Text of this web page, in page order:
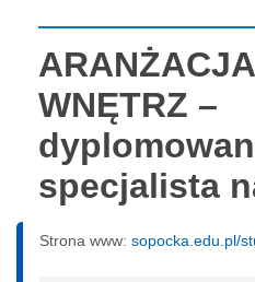
ARANŻACJA
WNĘTRZ –
specjalista
Strona www: sopocka.edu.pl/